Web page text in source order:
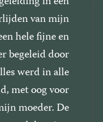
van mijn
hele fijne en
begeleid door
werd in alle
met oog voor
moeder. De